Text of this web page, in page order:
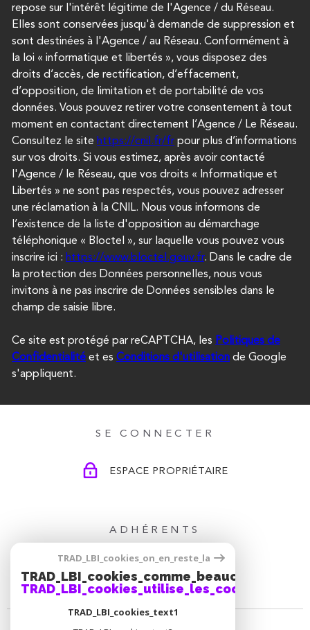
repose sur l'intérêt légitime de l'Agence / du Réseau.
Elles sont conservées jusqu'à demande de suppression et
sont destinées à l'Agence / au Réseau. Conformément à
la loi « informatique et libertés », vous disposez des
droits d’accès, de rectification, d’effacement,
d’opposition, de limitation et de portabilité de vos
données. Vous pouvez retirer votre consentement à tout
moment en contactant directement l’Agence / Le Réseau.
Consultez le site https://cnil.fr/fr pour plus d’informations
sur vos droits. Si vous estimez, après avoir contacté
l'Agence / le Réseau, que vos droits « Informatique et
Libertés » ne sont pas respectés, vous pouvez adresser
une réclamation à la CNIL. Nous vous informons de
l’existence de la liste d'opposition au démarchage
téléphonique « Bloctel », sur laquelle vous pouvez vous
inscrire ici : https://www.bloctel.gouv.fr. Dans le cadre de
la protection des Données personnelles, nous vous
invitons à ne pas inscrire de Données sensibles dans le
champ de saisie libre.
Ce site est protégé par reCAPTCHA, les Politiques de
Confidentialité et es Conditions d'utilisation de Google
s'appliquent.
SE CONNECTER
ESPACE PROPRIÉTAIRE
ADHÉRENTS
TRAD_LBI_cookies_on_en_reste_la
TRAD_LBI_cookies_utilise_les_cookies
TRAD_LBI_cookies_text1